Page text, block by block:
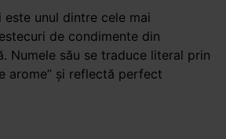
este unul dintre cele mai
de condimente din
Numele său se traduce literal prin
arome” și reflectă perfect